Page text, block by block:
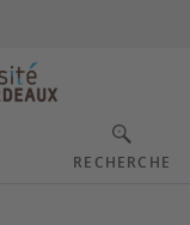
RECHERCHE